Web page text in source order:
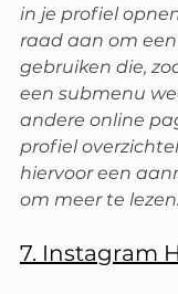
in je profiel
raad aan om
gebruiken die,
een submenu
andere online
profiel
hiervoor een
om meer te lezen.
7. Instagram